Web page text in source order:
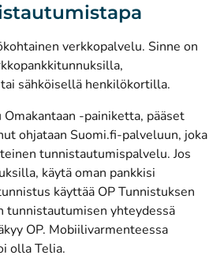
verkkopalvelu. Sinne on
sähköisellä henkilökortilla.
-painiketta, pääset
ohjataan Suomi.fi-palveluun, joka
tunnistautumispalvelu. Jos
käytä oman pankkisi
käyttää OP Tunnistuksen
tunnistautumisen yhteydessä
OP. Mobiilivarmenteessa
olla Telia.